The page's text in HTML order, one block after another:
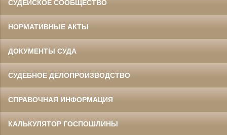
СУДЕЙСКОЕ СООБЩЕСТВО
НОРМАТИВНЫЕ АКТЫ
ДОКУМЕНТЫ СУДА
СУДЕБНОЕ ДЕЛОПРОИЗВОДСТВО
СПРАВОЧНАЯ ИНФОРМАЦИЯ
КАЛЬКУЛЯТОР ГОСПОШЛИНЫ